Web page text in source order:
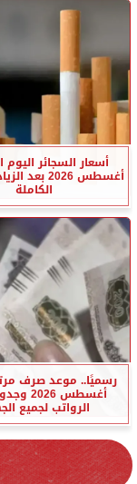
أغسطس 2026
الكاملة
رسميًا.. موعد صرف
أغسطس
الرواتب لجميع